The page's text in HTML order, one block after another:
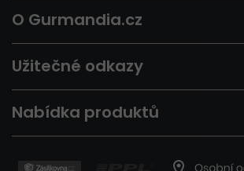
O Gurmandia.cz
Užitečné odkazy
Nabídka produktů